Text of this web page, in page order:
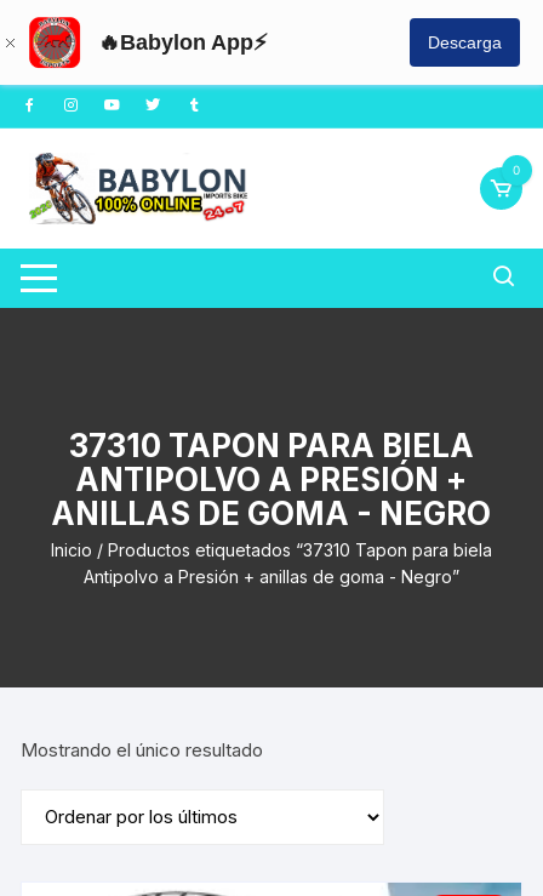
🔥Babylon App⚡ Descarga
Saltar
al
contenido
0
37310 TAPON PARA BIELA
ANTIPOLVO A PRESIÓN +
ANILLAS DE GOMA - NEGRO
Inicio / Productos etiquetados “37310 Tapon para biela
Antipolvo a Presión + anillas de goma - Negro”
Mostrando el único resultado